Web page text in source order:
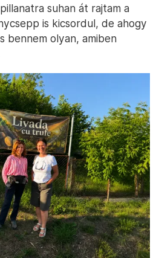
suhan át rajtam a
is kicsordul, de ahogy
bennem olyan, amiben